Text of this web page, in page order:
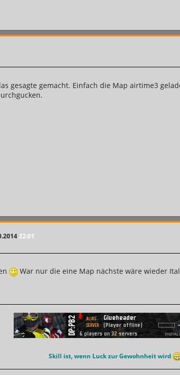
gesagte gemacht. Einfach die Map airtime3
22:01
War nur die eine Map nächste wäre wieder
Skill ist, wenn Luck zur Gewohnheit wird